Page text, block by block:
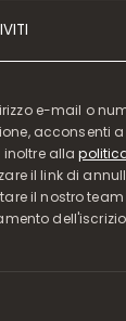
e-mail o
acconsenti
inoltre alla
il link di
il nostro